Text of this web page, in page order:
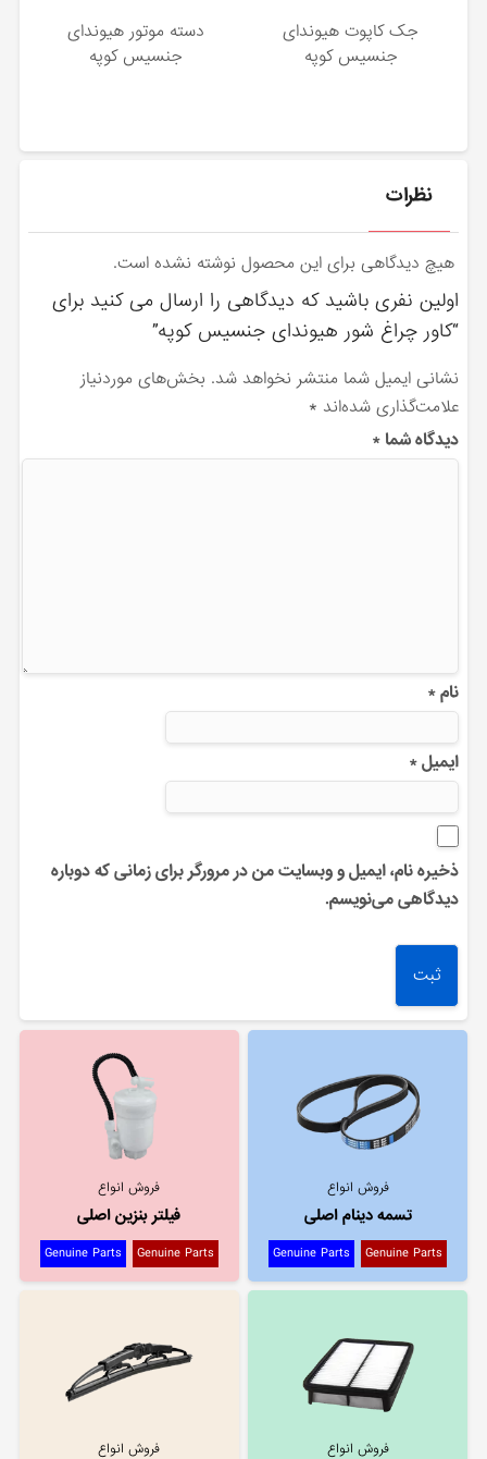
جک کاپوت هیوندای
جنسیس کوپه
دسته موتور هیوندای
جنسیس کوپه
نظرات
هیچ دیدگاهی برای این محصول نوشته نشده است.
اولین نفری باشید که دیدگاهی را ارسال می کنید برای
“کاور چراغ شور هیوندای جنسیس کوپه”
نشانی ایمیل شما منتشر نخواهد شد. بخش‌های موردنیاز
علامت‌گذاری شده‌اند *
دیدگاه شما*
نام*
ایمیل*
ذخیره نام، ایمیل و وبسایت من در مرورگر برای زمانی که دوباره
دیدگاهی می‌نویسم.
فروش انواع
تسمه دینام اصلی
Genuine Parts
Genuine Parts
فروش انواع
فیلتر بنزین اصلی
Genuine Parts
Genuine Parts
فروش انواع فروش انواع